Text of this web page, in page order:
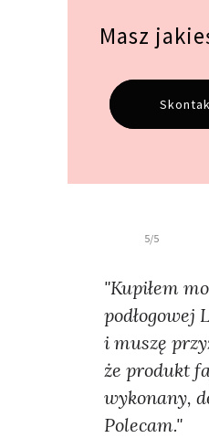
5/5
"Kupiłem
podłogowej
i muszę
że produkt
wykonany,
Polecam."
Masz